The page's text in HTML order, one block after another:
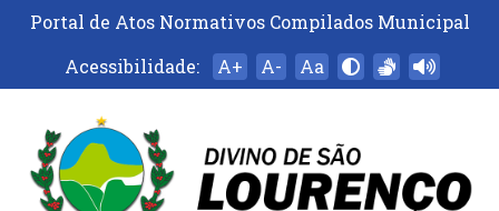
Portal de Atos Normativos Compilados Municipal
Acessibilidade:
A+ A- Aa